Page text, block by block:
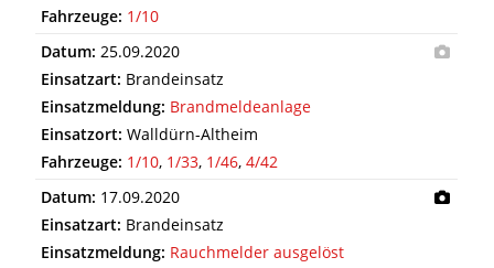
Fahrzeuge: 1/10
Datum: 25.09.2020
Einsatzart: Brandeinsatz
Einsatzmeldung: Brandmeldeanlage
Einsatzort: Walldürn-Altheim
Fahrzeuge: 1/10, 1/33, 1/46,4/42
Datum: 17.09.2020
Einsatzart: Brandeinsatz
Einsatzmeldung: Rauchmelder ausgelöst